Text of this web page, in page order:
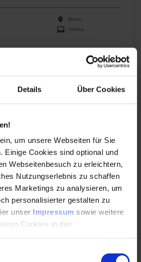
Details Über Cookies
um unsere Webseiten für Sie
Einige Cookies sind optional und
Webseitenbesuch zu erleichtern,
Nutzungserlebnis zu schaffen
Marketings zu analysieren, um
personalisierter gestalten zu
unser Impressum sowie weitere
Cookies in den
Berlin
Online
DETAILS & BUCHEN
von Kälteanlagen
zum Betrieb von
auf Technik, natürliche
Dichtheitskontrollen und
Düsseldorf